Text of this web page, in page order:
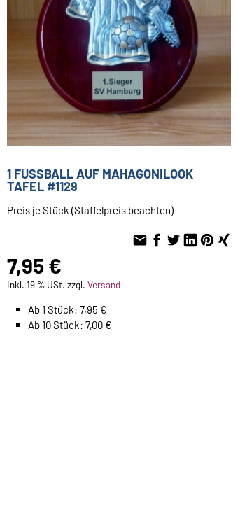
1 FUSSBALL AUF MAHAGONILOOK T
AFEL #1129
Preis je Stück (Staffelpreis beachten)
7,95 €
Inkl. 19 % USt. zzgl. Versand
Ab 1 Stück: 7,95 €
Ab 10 Stück: 7,00 €